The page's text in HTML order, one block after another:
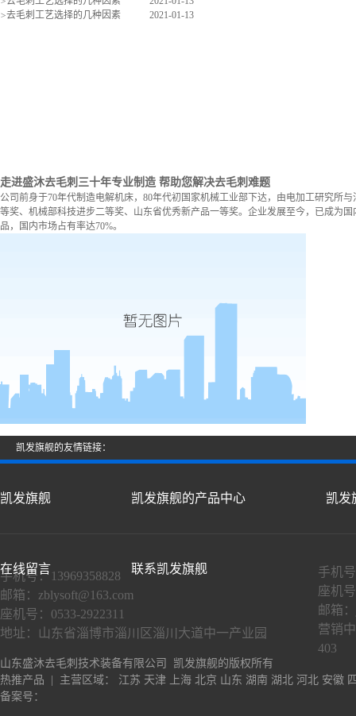
2021-01-13
>去毛刺工艺选择的几种因素
走进盛沐去毛刺 三十年专业制造 帮助您解决去毛刺难题
公司前身于70年代制造电解机床，80年代初国家机械工业部下达，由电加工研究所
等奖、机械部科技进步二等奖、山东省优秀新产品一等奖。企业发展至今，已成为
品，国内市场占有率达70%。
凯发旗舰的友情链接：
凯发旗舰 凯发旗舰的产品中心 凯发
在线留言 联系凯发旗舰
手机号：13969358828
邮箱： zblysoft@163.com
座机号：0533-2922311
地址：山东省淄博市淄川区淄川大道中一产业园
手机
座机
邮箱：
营销
403
山东盛沐去毛刺技术装备有限公司 凯发旗舰的版权所有
热推产品 | 主营区域： 江苏 天津 上海 北京 山东 湖南 湖北 河北 安徽
备案号：